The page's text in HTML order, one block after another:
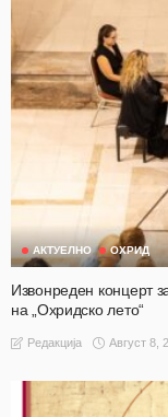
АКТУЕЛНО ОХРИД
Извонреден концерт
на „Охридско лето“
Редакција Август 8,